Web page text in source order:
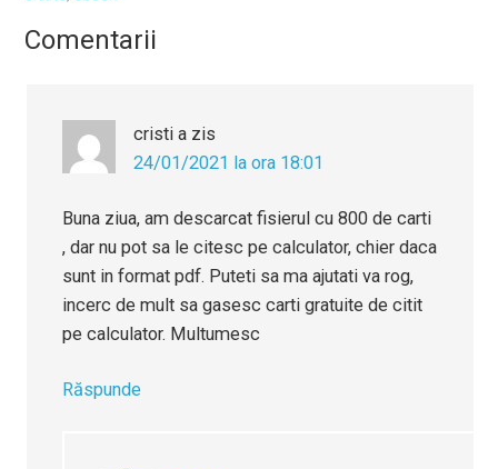
Comentarii
cristi a zis
24/01/2021 la ora 18:01
Buna ziua, am descarcat fisierul cu 800 de carti
, dar nu pot sa le citesc pe calculator, chier daca
sunt in format pdf. Puteti sa ma ajutati va rog,
incerc de mult sa gasesc carti gratuite de citit
pe calculator. Multumesc
Răspunde